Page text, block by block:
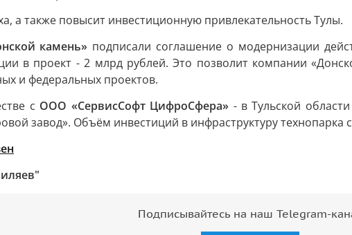
а также повысит инвестиционную привлекательность Тулы.
камень» подписали соглашение о модернизации
в проект - 2 млрд рублей. Это позволит компании
и федеральных проектов.
с ООО «СервисСофт ЦифроСфера» - в Тульской
завод». Объём инвестиций в инфраструктуру технопарка
Подписывайтесь на наш Telegram-